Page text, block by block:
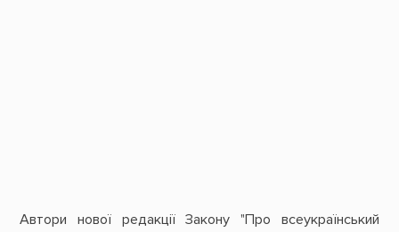
Автори нової редакції Закону "Про всеукраїнський